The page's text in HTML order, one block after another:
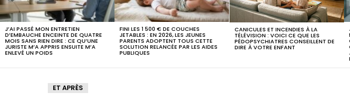
J’AI PASSÉ MON ENTRETIEN
D’EMBAUCHE ENCEINTE DE QUATRE
MOIS SANS RIEN DIRE : CE QU’UNE
JURISTE M’A APPRIS ENSUITE M’A
ENLEVÉ UN POIDS
FINI LES 1 500 € DE COUCHES
JETABLES : EN 2026, LES JEUNES
PARENTS ADOPTENT TOUS CETTE
SOLUTION RELANCÉE PAR LES AIDES
PUBLIQUES
CANICULES ET INCENDIES À LA
TÉLÉVISION : VOICI CE QUE LES
PÉDOPSYCHIATRES CONSEILLENT DE
DIRE À VOTRE ENFANT
ET APRÈS